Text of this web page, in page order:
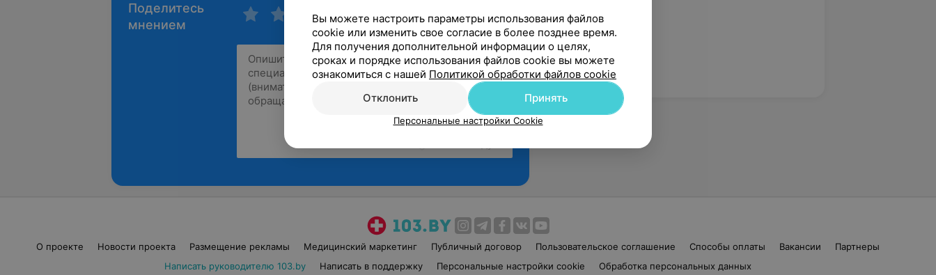
Поделитесь
мнением
О проекте Новости проекта Размещение рекламы Медицинский маркетинг Публичный договор Пользовательское соглашение Способы оплаты Вакансии
Партнеры
Написать руководителю 103.by
Написать в поддержку Персональные настройки cookie Обработка персональных данных
Вы можете настроить параметры использования файлов
cookie или изменить свое согласие в более позднее время.
Для получения дополнительной информации о целях,
сроках и порядке использования файлов cookie вы можете
ознакомиться с нашей Политикой обработки файлов cookie
Отклонить
Принять
Персональные настройки Cookie